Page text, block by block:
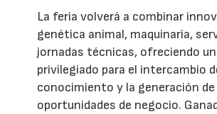
La feria volverá a combinar
genética animal, maquinaria,
jornadas técnicas, ofreciendo
privilegiado para el intercambio
conocimiento y la generación de
oportunidades de negocio.